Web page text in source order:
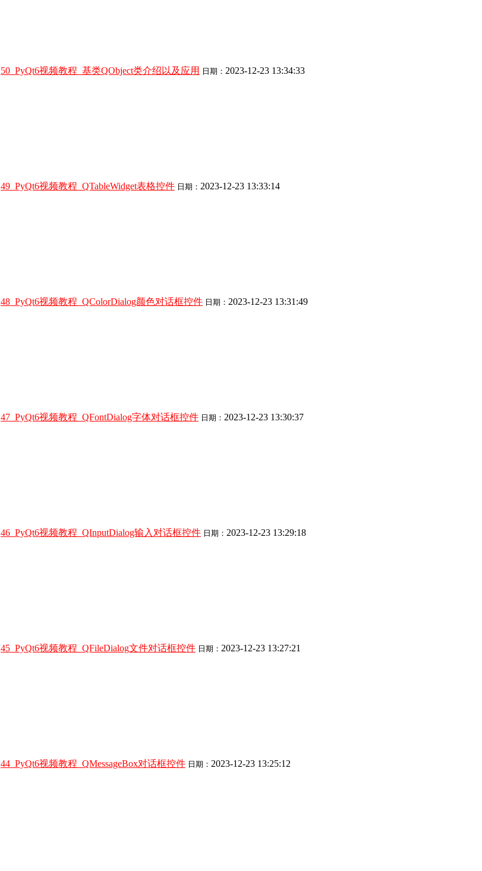
50_PyQt6视频教程_基类QObject类介绍以及应用 日期： 2023-12-23 13:34:33
49_PyQt6视频教程_QTableWidget表格控件 日期： 2023-12-23 13:33:14
48_PyQt6视频教程_QColorDialog颜色对话框控件 日期： 2023-12-23 13:31:49
47_PyQt6视频教程_QFontDialog字体对话框控件 日期： 2023-12-23 13:30:37
46_PyQt6视频教程_QInputDialog输入对话框控件 日期： 2023-12-23 13:29:18
45_PyQt6视频教程_QFileDialog文件对话框控件 日期： 2023-12-23 13:27:21
44_PyQt6视频教程_QMessageBox对话框控件 日期： 2023-12-23 13:25:12